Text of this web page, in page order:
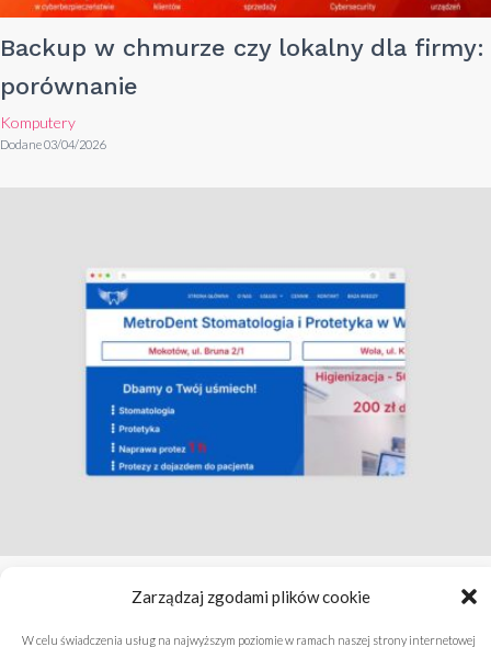
Zarządzaj zgodami plików cookie
W celu świadczenia usług na najwyższym poziomie w ramach naszej strony internetowej
Backup w chmurze czy lokalny dla firmy:
porównanie
Komputery
Dodane 03/04/2026
Co niszczy szkliwo szybciej niż próchnica: